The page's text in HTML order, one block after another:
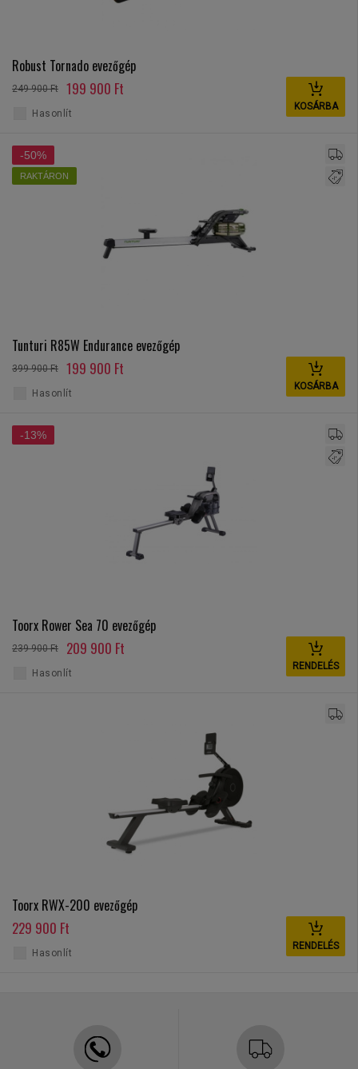
Robust Tornado evezőgép
249 900 Ft 199 900 Ft
KOSÁRBA
Hasonlít
-50%
RAKTÁRON
Tunturi R85W Endurance evezőgép
399 900 Ft 199 900 Ft
KOSÁRBA
Hasonlít
-13%
Toorx Rower Sea 70 evezőgép
239 900 Ft 209 900 Ft
RENDELÉS
Hasonlít
Toorx RWX-200 evezőgép
229 900 Ft
RENDELÉS
Hasonlít